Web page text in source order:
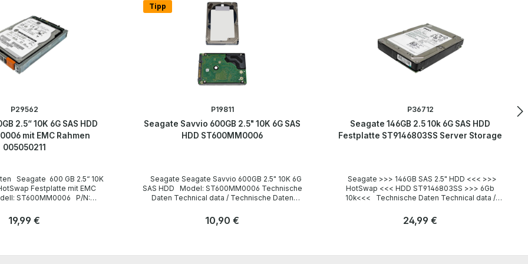
P29562
2.5“ 10K 6G SAS HDD
mit EMC Rahmen
005050211
Festplatte mit EMC
Form factor /
/ Lieferumfang 1 x
Regulärer Preis:
19,99 €
Tipp
P19811
Seagate Savvio 600GB 2.5" 10K 6G SAS
HDD ST600MM0006
SAS HDD Model: ST600MM0006 Technische
Daten Technical data / Technische Daten
LieferumfangForm factor / Formfaktor 2.5" RPM
Savvio 600GB 2.5" 10K 6G SAS HDD The
Regulärer Preis:
10,90 €
P36712
Seagate 146GB 2.5 10k 6G SAS HDD
Festplatte ST9146803SS Server Storage
HotSwap <<< HDD ST9146803SS >>> 6Gb
10k<<< Technische Daten Technical data /
Corresponding P/N / Korrespondierende P/N
Interface / Schnittstelle SAS Trim yes / ja
Regulärer Preis:
24,99 €